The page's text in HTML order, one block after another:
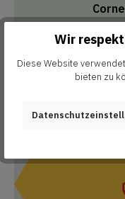
Wir
Diese Website
bieten zu